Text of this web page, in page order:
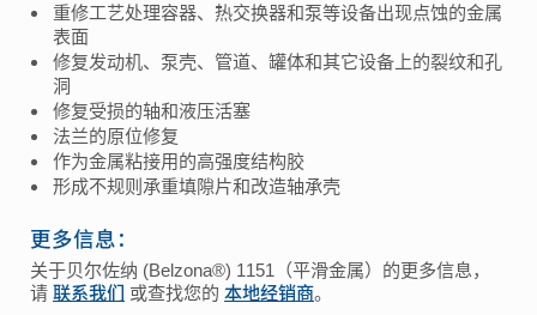
重修工艺处理容器、热交换器和泵等设备出现点蚀的金属
表面
修复发动机、泵壳、管道、罐体和其它设备上的裂纹和孔
洞
修复受损的轴和液压活塞
法兰的原位修复
作为金属粘接用的高强度结构胶
形成不规则承重填隙片和改造轴承壳
更多信息：
关于贝尔佐纳 (Belzona®) 1151（平滑金属）的更多信息，
请 联系我们 或查找您的 本地经销商。